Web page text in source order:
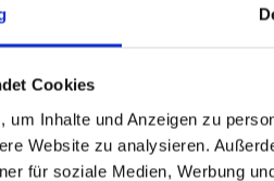
Cookies
um Inhalte und Anzeigen zu
Website zu analysieren.
für soziale Medien, Werbung
Anteil des Beitrags für das
Kundenservice der
Jetzt ganz